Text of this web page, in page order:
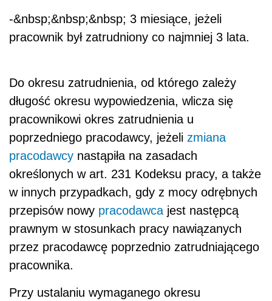
-&nbsp;&nbsp;&nbsp; 3 miesiące, jeżeli
pracownik był zatrudniony co najmniej 3 lata.
Do okresu zatrudnienia, od którego zależy
długość okresu wypowiedzenia, wlicza się
pracownikowi okres zatrudnienia u
poprzedniego pracodawcy, jeżeli zmiana
pracodawcy nastąpiła na zasadach
określonych w art. 231 Kodeksu pracy, a także
w innych przypadkach, gdy z mocy odrębnych
przepisów nowy pracodawca jest następcą
prawnym w stosunkach pracy nawiązanych
przez pracodawcę poprzednio zatrudniającego
pracownika.
Przy ustalaniu wymaganego okresu